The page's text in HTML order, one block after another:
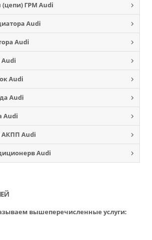
ГРМ Audi
Audi
Audi
Audi
Audi
Audi
АКПП Audi
Audi
вышеперечисленные услуги: